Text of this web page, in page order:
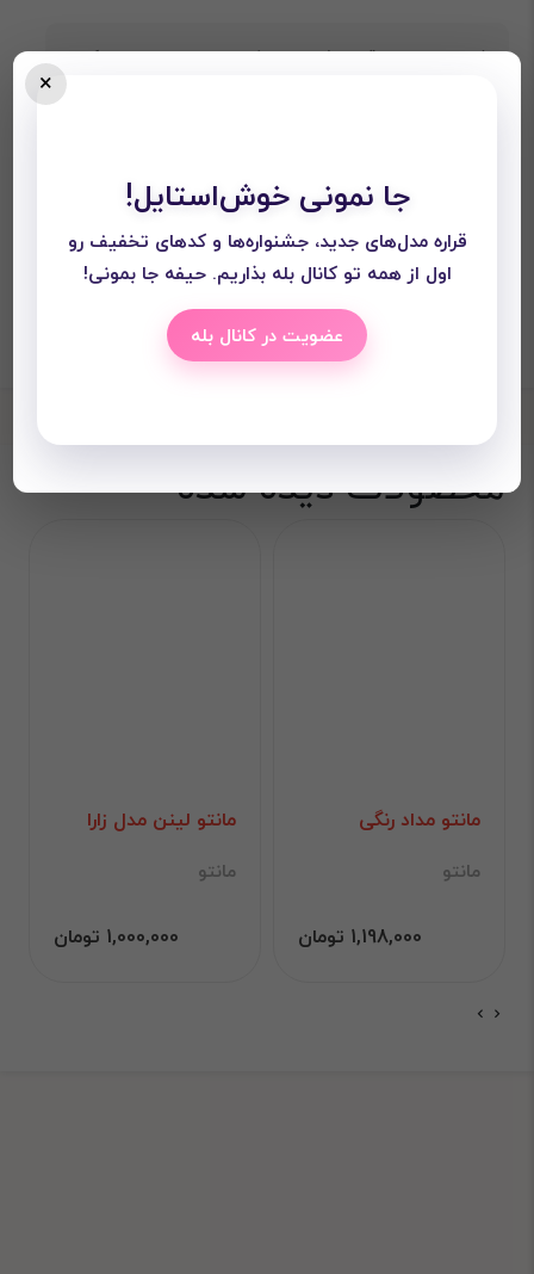
شده است لطفا قبل از ثبت سفارش مطالعه بفرمایید و عکس
محصولات دیده شده
مانتو مداد رنگی
مانتو
1,198,000 تومان
مانتو لینن مدل زارا
مانتو
1,000,000 تومان
×
جا نمونی خوش‌استایل!
قراره مدل‌های جدید، جشنواره‌ها و کدهای تخفیف رو
اول از همه تو کانال بله بذاریم. حیفه جا بمونی!
عضویت در کانال بله